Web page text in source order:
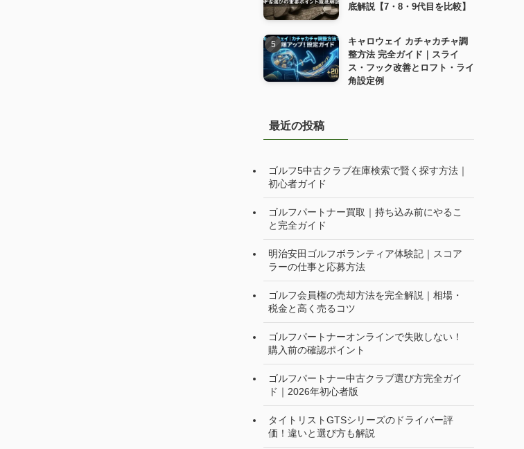
底解説【7・8・9代目を比較】
キャロウェイ カチャカチャ調
整方法 完全ガイド｜スライ
ス・フック改善とロフト・ライ
角設定例
最近の投稿
ゴルフ5中古クラブ在庫検索で賢く探す方法｜
初心者ガイド
ゴルフパートナー買取｜持ち込み前にやるこ
と完全ガイド
明治安田ゴルフボランティア体験記｜スコア
ラーの仕事と応募方法
ゴルフ会員権の売却方法を完全解説｜相場・
税金と高く売るコツ
ゴルフパートナーオンラインで失敗しない！
購入前の確認ポイント
ゴルフパートナー中古クラブ選び方完全ガイ
ド｜2026年初心者版
タイトリストGTSシリーズのドライバー評
価！違いと選び方も解説